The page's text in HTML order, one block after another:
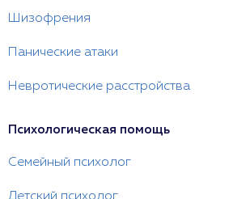
Шизофрения
Панические атаки
Невротические расстройства
Психологическая помощь
Семейный психолог